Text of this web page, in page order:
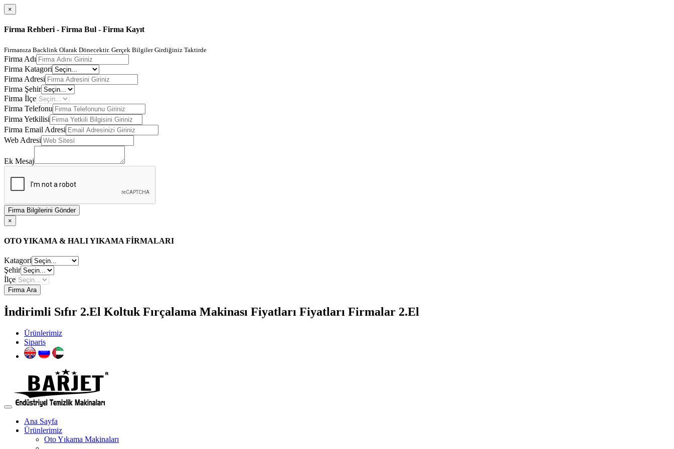
×
Firma Rehberi - Firma Bul - Firma Kayıt
Firmanıza Backlink Olarak Dönecektir. Gerçek Bilgiler Girdiğiniz Taktirde
Firma Adı
Firma Katagori
Firma Adresi
Firma Şehir
Firma İlçe
Firma Telefonu
Firma Yetkilisi
Firma Email Adresi
Web Adresi
Ek Mesaj
Firma Bilgilerini Gönder
×
OTO YIKAMA & HALI YIKAMA FİRMALARI
Katagori
Şehir
İlçe
Firma Ara
İndirimli Sıfır 2.El Koltuk Fırçalama Makinası Fiyatları Fiyatları Firmalar 2.El
Ürünlerimiz
Siparis
Ana Sayfa
Ürünlerimiz
Oto Yıkama Makinaları